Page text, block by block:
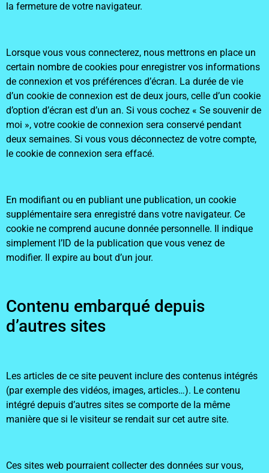
la fermeture de votre navigateur.
Lorsque vous vous connecterez, nous mettrons en place un
certain nombre de cookies pour enregistrer vos informations
de connexion et vos préférences d’écran. La durée de vie
d’un cookie de connexion est de deux jours, celle d’un cookie
d’option d’écran est d’un an. Si vous cochez « Se souvenir de
moi », votre cookie de connexion sera conservé pendant
deux semaines. Si vous vous déconnectez de votre compte,
le cookie de connexion sera effacé.
En modifiant ou en publiant une publication, un cookie
supplémentaire sera enregistré dans votre navigateur. Ce
cookie ne comprend aucune donnée personnelle. Il indique
simplement l’ID de la publication que vous venez de
modifier. Il expire au bout d’un jour.
Contenu embarqué depuis
d’autres sites
Les articles de ce site peuvent inclure des contenus intégrés
(par exemple des vidéos, images, articles…). Le contenu
intégré depuis d’autres sites se comporte de la même
manière que si le visiteur se rendait sur cet autre site.
Ces sites web pourraient collecter des données sur vous,